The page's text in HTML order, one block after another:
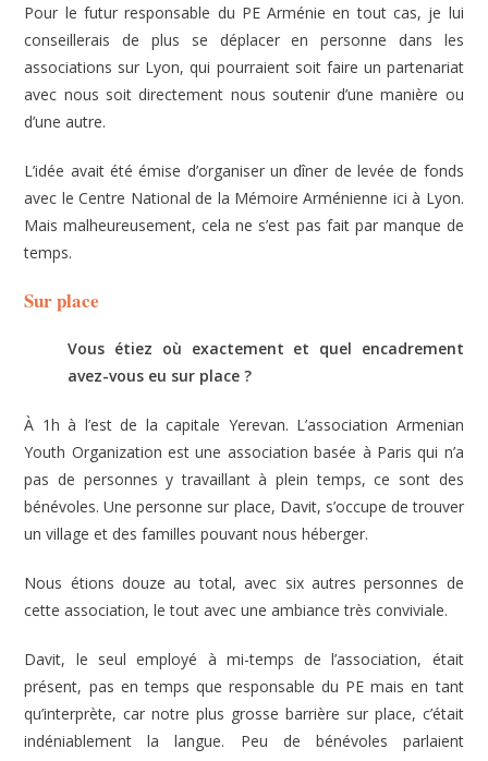
Pour le futur responsable du PE Arménie en tout cas, je lui
conseillerais de plus se déplacer en personne dans les
associations sur Lyon, qui pourraient soit faire un partenariat
avec nous soit directement nous soutenir d’une manière ou
d’une autre.
L’idée avait été émise d’organiser un dîner de levée de fonds
avec le Centre National de la Mémoire Arménienne ici à Lyon.
Mais malheureusement, cela ne s’est pas fait par manque de
temps.
Sur place
Vous étiez où exactement et quel encadrement
avez-vous eu sur place ?
À 1h à l’est de la capitale Yerevan. L’association Armenian
Youth Organization est une association basée à Paris qui n’a
pas de personnes y travaillant à plein temps, ce sont des
bénévoles. Une personne sur place, Davit, s’occupe de trouver
un village et des familles pouvant nous héberger.
Nous étions douze au total, avec six autres personnes de
cette association, le tout avec une ambiance très conviviale.
Davit, le seul employé à mi-temps de l’association, était
présent, pas en temps que responsable du PE mais en tant
qu’interprète, car notre plus grosse barrière sur place, c’était
indéniablement la langue. Peu de bénévoles parlaient